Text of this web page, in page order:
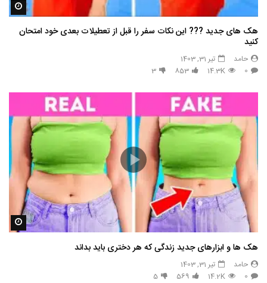
هک های جدید ??️? این نکات سفر را قبل از تعطیلات بعدی خود امتحان
کنید
حامد
تیر 31, 1403
0
14.3K
853
3
هک ها و ابزارهای جدید زندگی که هر دختری باید بداند
حامد
تیر 31, 1403
0
14.2K
569
5